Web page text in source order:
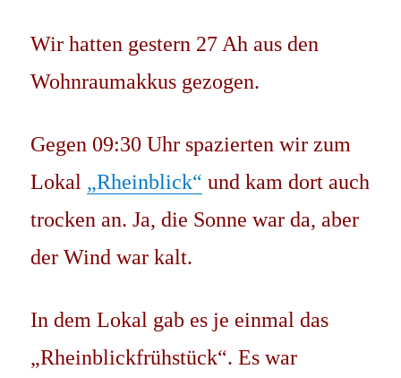
Wir hatten gestern 27 Ah aus den
Wohnraumakkus gezogen.
Gegen 09:30 Uhr spazierten wir zum
Lokal „Rheinblick“ und kam dort auch
trocken an. Ja, die Sonne war da, aber
der Wind war kalt.
In dem Lokal gab es je einmal das
„Rheinblickfrühstück“. Es war